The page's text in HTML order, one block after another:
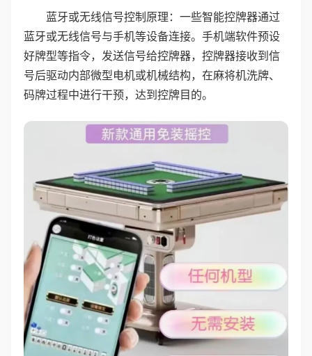
蓝牙或无线信号控制原理：一些智能控牌器通过
蓝牙或无线信号与手机等设备连接。手机端软件预设
好牌型等指令，发送信号给控牌器，控牌器接收到信
号后驱动内部微型电机或机械结构，在麻将机洗牌、
码牌过程中进行干预，达到控牌目的。